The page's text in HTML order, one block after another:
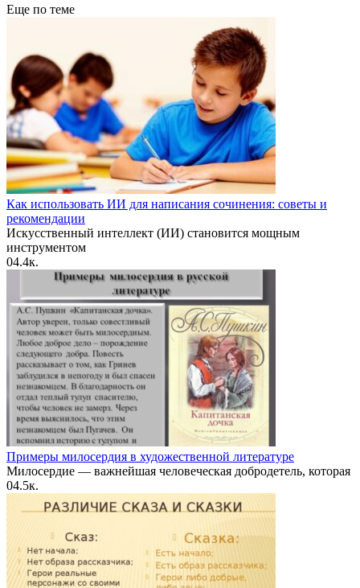
Еще по теме
Как использовать ИИ для написания сочинения: советы и
рекомендации
Искусственный интеллект (ИИ) становится мощным
инструментом
04.4к.
Примеры милосердия в художественной литературе
Милосердие — важнейшая человеческая добродетель, которая
04.5к.